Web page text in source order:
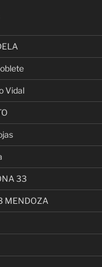
Vidal
33
MENDOZA